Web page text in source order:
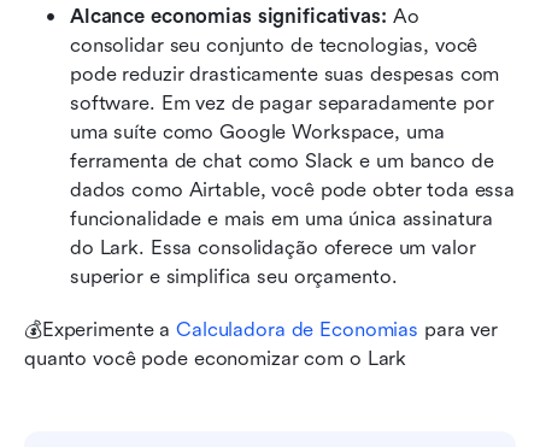
Alcance economias significativas: Ao
consolidar seu conjunto de tecnologias, você
pode reduzir drasticamente suas despesas com
software. Em vez de pagar separadamente por
uma suíte como Google Workspace, uma
ferramenta de chat como Slack e um banco de
dados como Airtable, você pode obter toda essa
funcionalidade e mais em uma única assinatura
do Lark. Essa consolidação oferece um valor
superior e simplifica seu orçamento.
💰Experimente a Calculadora de Economias para ver
quanto você pode economizar com o Lark